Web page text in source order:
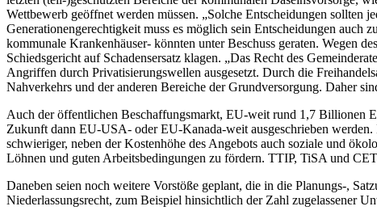
Wettbewerb geöffnet werden müssen. „Solche Entscheidungen sollten
Generationengerechtigkeit muss es möglich sein Entscheidungen
kommunale Krankenhäuser- könnten unter Beschuss geraten. Wegen
Schiedsgericht auf Schadensersatz klagen. „Das Recht des
Angriffen durch Privatisierungswellen ausgesetzt. Durch die
Nahverkehrs und der anderen Bereiche der Grundversorgung. Daher
Auch der öffentlichen Beschaffungsmarkt, EU-weit rund 1,7 Billionen
Zukunft dann EU-USA- oder EU-Kanada-weit ausgeschrieben
schwieriger, neben der Kostenhöhe des Angebots auch soziale und
Löhnen und guten Arbeitsbedingungen zu fördern. TTIP, TiSA und
Daneben seien noch weitere Vorstöße geplant, die in die Planungs-,
Niederlassungsrecht, zum Beispiel hinsichtlich der Zahl zugelassener